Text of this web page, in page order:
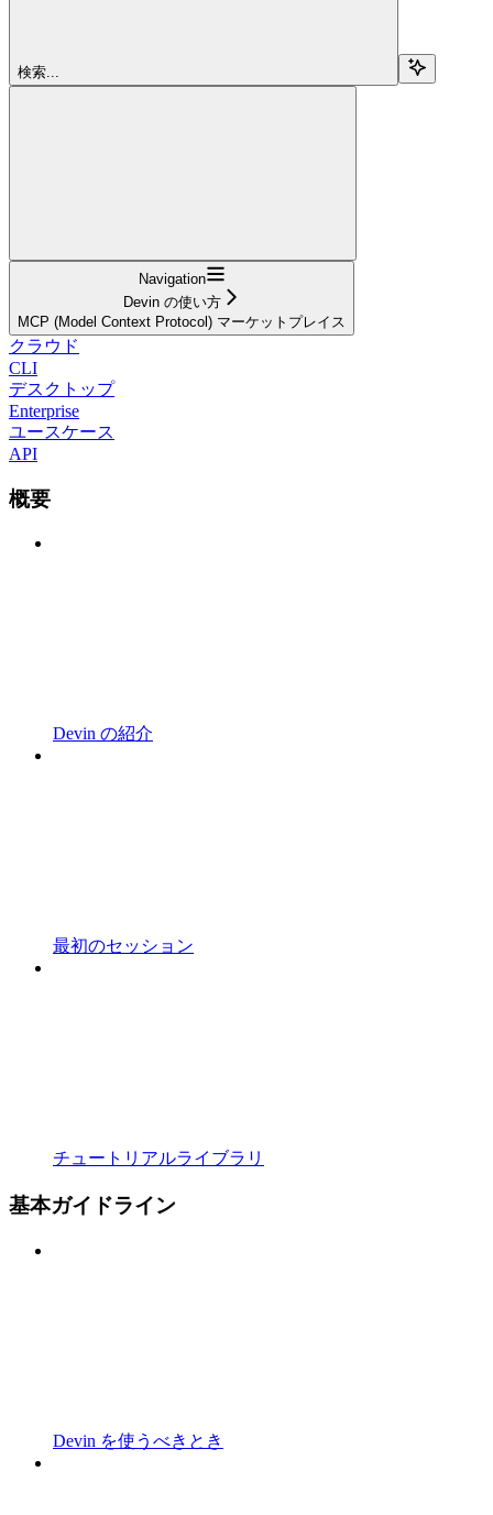
検索...
Navigation
Devin の使い方
MCP (Model Context Protocol) マーケットプレイス
クラウド
CLI
デスクトップ
Enterprise
ユースケース
API
概要
Devin の紹介
最初のセッション
チュートリアルライブラリ
基本ガイドライン
Devin を使うべきとき